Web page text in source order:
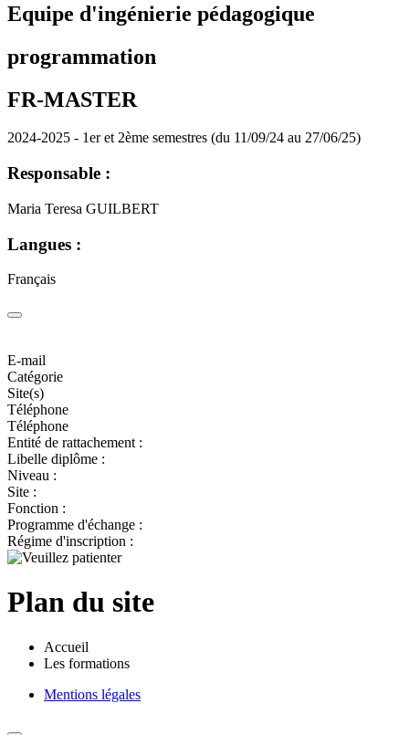
Equipe d'ingénierie pédagogique
programmation
FR-MASTER
2024-2025 - 1er et 2ème semestres (du 11/09/24 au 27/06/25)
Responsable :
Maria Teresa GUILBERT
Langues :
Français
E-mail
Catégorie
Site(s)
Téléphone
Téléphone
Entité de rattachement :
Libelle diplôme :
Niveau :
Site :
Fonction :
Programme d'échange :
Régime d'inscription :
Plan du site
Accueil
Les formations
Mentions légales